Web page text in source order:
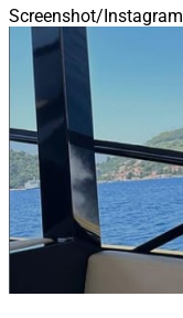
Screenshot/Instagram